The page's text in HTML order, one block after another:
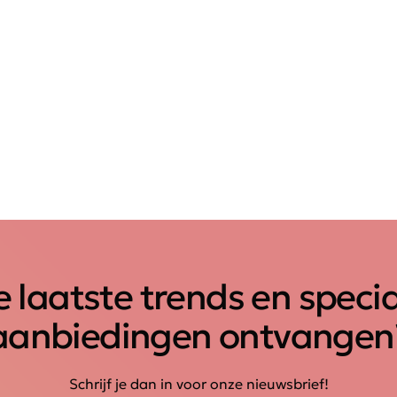
laatste trends en
Schrijf je dan in voor onze nieuwsbrief!